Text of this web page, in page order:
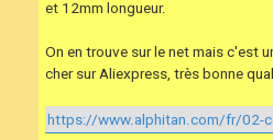
et 12mm longueur.
On en trouve sur le net mais c'est
cher sur Aliexpress, très bonne
https://www.alphitan.com/fr/02-